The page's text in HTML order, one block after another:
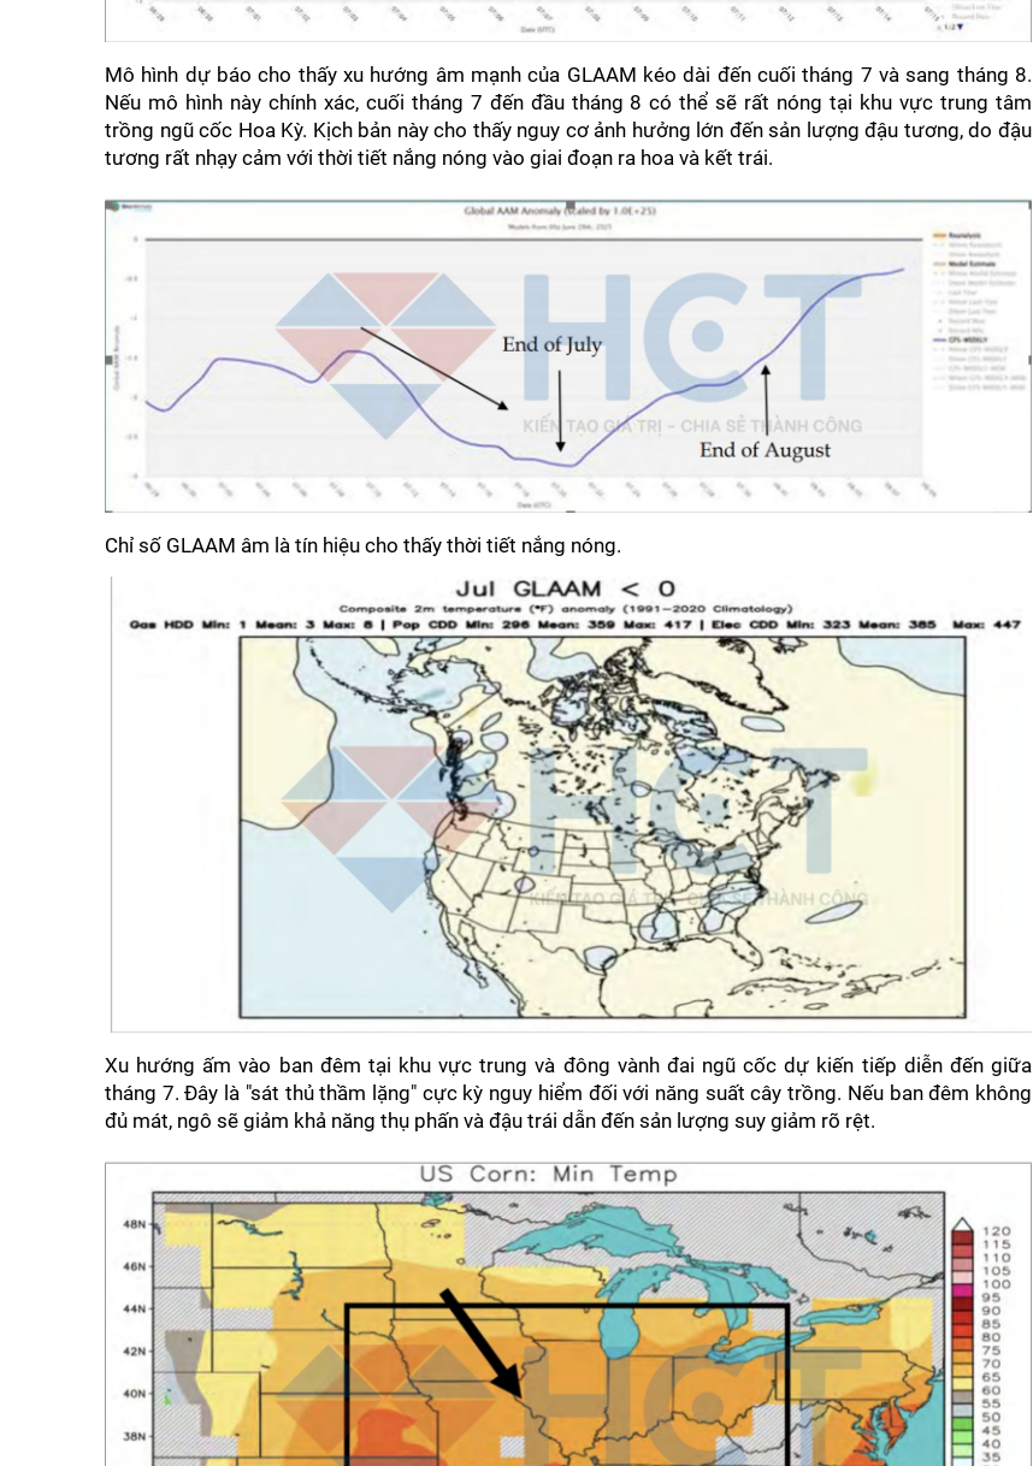
Mô hình dự báo cho thấy xu hướng âm mạnh của GLAAM kéo dài đến cuối tháng 7 và sang tháng 8.
Nếu mô hình này chính xác, cuối tháng 7 đến đầu tháng 8 có thể sẽ rất nóng tại khu vực trung tâm
trồng ngũ cốc Hoa Kỳ. Kịch bản này cho thấy nguy cơ ảnh hưởng lớn đến sản lượng đậu tương, do đậu
tương rất nhạy cảm với thời tiết nắng nóng vào giai đoạn ra hoa và kết trái.
Chỉ số GLAAM âm là tín hiệu cho thấy thời tiết nắng nóng.
Xu hướng ấm vào ban đêm tại khu vực trung và đông vành đai ngũ cốc dự kiến tiếp diễn đến giữa
tháng 7. Đây là "sát thủ thầm lặng" cực kỳ nguy hiểm đối với năng suất cây trồng. Nếu ban đêm không
đủ mát, ngô sẽ giảm khả năng thụ phấn và đậu trái dẫn đến sản lượng suy giảm rõ rệt.